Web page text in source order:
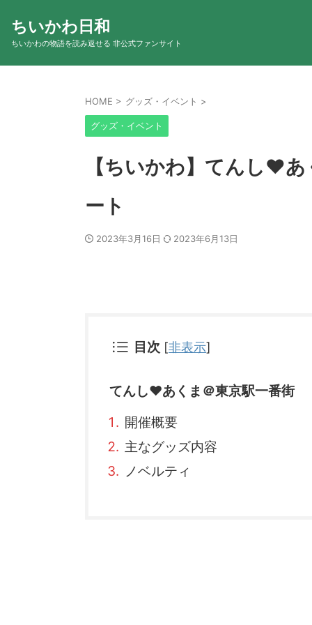
ちいかわ日和
ちいかわの物語を読み返せる 非公式ファンサイト
HOME > グッズ・イベント >
グッズ・イベント
【ちいかわ】てんし♥
ート
2023年3月16日 2023年6月13日
目次 [非表示]
てんし♥あくま＠東京駅一番街
開催概要
主なグッズ内容
ノベルティ